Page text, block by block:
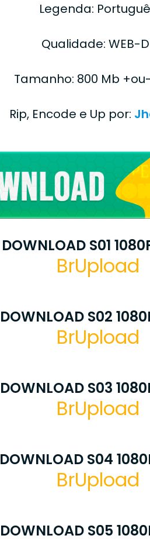
Legenda:
Qualidade: WEB-
Tamanho: 800 Mb
Rip, Encode e Up por:
DOWNLOAD S01
BrUpload
DOWNLOAD S02
BrUpload
DOWNLOAD S03
BrUpload
DOWNLOAD S04
BrUpload
DOWNLOAD S05